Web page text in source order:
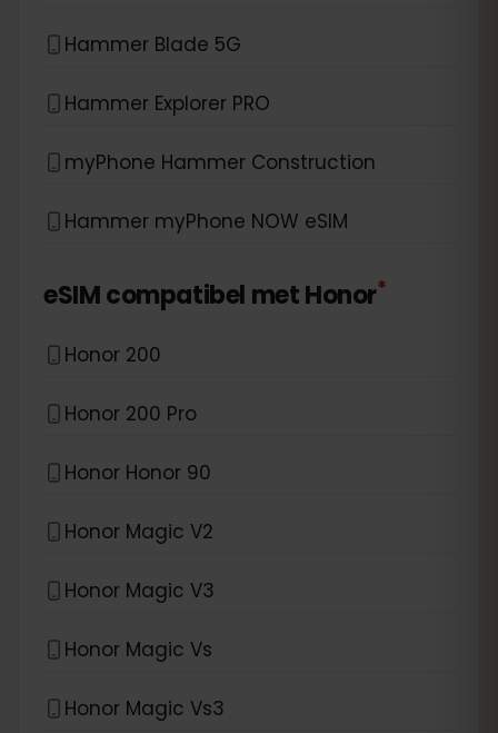
Hammer Blade 5G
Hammer Explorer PRO
myPhone Hammer Construction
Hammer myPhone NOW eSIM
eSIM compatibel metHonor*
Honor 200
Honor 200 Pro
Honor Honor 90
Honor Magic V2
Honor Magic V3
Honor Magic Vs
Honor Magic Vs3